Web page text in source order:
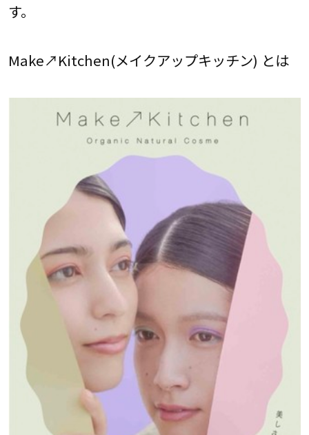
す。
Make↗Kitchen(メイクアップキッチン) とは